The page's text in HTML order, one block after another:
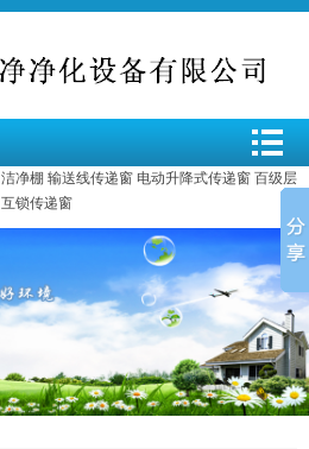
洁净棚 输送线传递窗 电动升降式传递窗 百级层
互锁传递窗